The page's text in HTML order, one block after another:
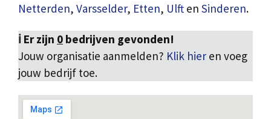
Netterden, Varsselder, Etten, Ulft en Sinderen.
ℹ️ Er zijn 0 bedrijven gevonden!
Jouw organisatie aanmelden? Klik hier en voeg
jouw bedrijf toe.